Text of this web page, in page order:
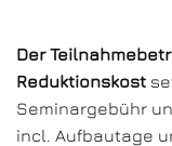
Der
Reduktionskost
Seminargebühr
incl. Aufbautage